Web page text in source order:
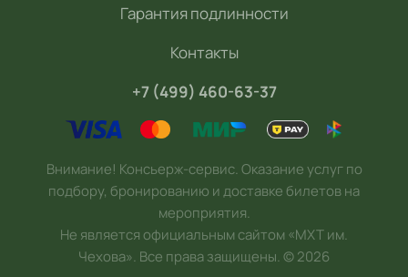
Гарантия подлинности
Контакты
+7 (499) 460-63-37
Внимание! Консьерж-сервис. Оказание услуг по
подбору, бронированию и доставке билетов на
мероприятия.
Не является официальным сайтом «МХТ им.
Чехова». Все права защищены.©2026